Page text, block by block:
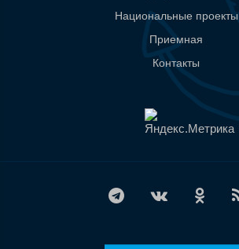
Национальные проекты
Приемная
Контакты